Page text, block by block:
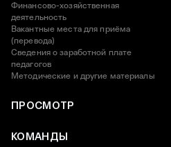
Финансово-хозяйственная
деятельность
Вакантные места для приёма
(перевода)
Сведения о заработной плате
педагогов
Методические и другие материалы
ПРОСМОТР
КОМАНДЫ